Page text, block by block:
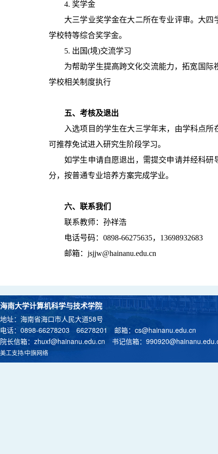
4. 奖学金
大三学业奖学金在大二所在专业评审。大
学校特等综合奖学金。
5. 出国(境)交流学习
为帮助学生提高跨文化交流能力，拓宽国
学校相关制度执行
五、考核及退出
入选项目的学生在大三学年末，由学科点
可推荐免试进入研究生阶段学习。
如学生申请自愿退出，需提交申请并经科
分，按普通专业培养方案完成学业。
六、联系我们
联系教师：孙祥浩
电话号码：0898-66275635，13698932683
邮箱：jsjjw@hainanu.edu.cn
海南大学计算机科学与技术学院
地址：海南省海口市人民大道58号
电话：0898-66278203 66278201 邮箱： cs@hainanu.edu.cn
院长信箱： zhuxf@hainanu.edu.cn 书记信箱：
美工支持/中旗网络